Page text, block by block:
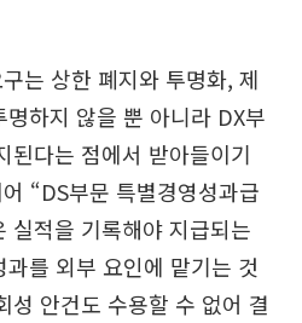
는 상한 폐지와 투명화, 제
하지 않을 뿐 아니라 DX부
된다는 점에서 받아들이기
“DS부문 특별경영성과급
실적을 기록해야 지급되는
를 외부 요인에 맡기는 것
성 안건도 수용할 수 없어 결